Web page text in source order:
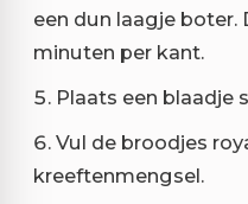
een dun laagje boter.
minuten per kant.
Plaats een blaadje
Vul de broodjes
kreeftenmengsel.